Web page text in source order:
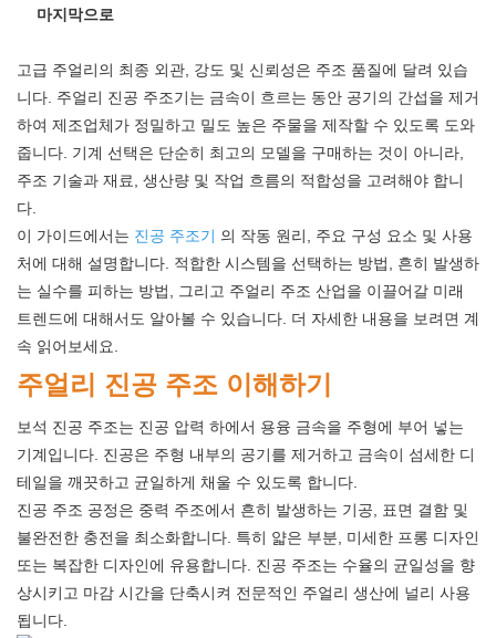
마지막으로
고급 주얼리의 최종 외관, 강도 및 신뢰성은 주조 품질에 달려 있습
니다. 주얼리 진공 주조기는 금속이 흐르는 동안 공기의 간섭을 제거
하여 제조업체가 정밀하고 밀도 높은 주물을 제작할 수 있도록 도와
줍니다. 기계 선택은 단순히 최고의 모델을 구매하는 것이 아니라,
주조 기술과 재료, 생산량 및 작업 흐름의 적합성을 고려해야 합니
다.
이 가이드에서는 진공 주조기 의 작동 원리, 주요 구성 요소 및 사용
처에 대해 설명합니다. 적합한 시스템을 선택하는 방법, 흔히 발생하
는 실수를 피하는 방법, 그리고 주얼리 주조 산업을 이끌어갈 미래
트렌드에 대해서도 알아볼 수 있습니다. 더 자세한 내용을 보려면 계
속 읽어보세요.
주얼리 진공 주조 이해하기
보석 진공 주조는 진공 압력 하에서 용융 금속을 주형에 부어 넣는
기계입니다. 진공은 주형 내부의 공기를 제거하고 금속이 섬세한 디
테일을 깨끗하고 균일하게 채울 수 있도록 합니다.
진공 주조 공정은 중력 주조에서 흔히 발생하는 기공, 표면 결함 및
불완전한 충전을 최소화합니다. 특히 얇은 부분, 미세한 프롱 디자인
또는 복잡한 디자인에 유용합니다. 진공 주조는 수율의 균일성을 향
상시키고 마감 시간을 단축시켜 전문적인 주얼리 생산에 널리 사용
됩니다.